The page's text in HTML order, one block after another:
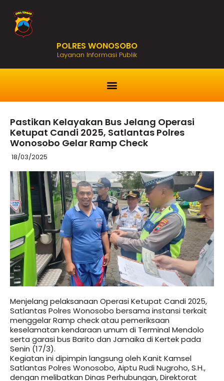
POLRES WONOSOBO
Layanan Informasi Publik
Pastikan Kelayakan Bus Jelang Operasi
Ketupat Candi 2025, Satlantas Polres
Wonosobo Gelar Ramp Check
18/03/2025
Menjelang pelaksanaan Operasi Ketupat Candi 2025,
Satlantas Polres Wonosobo bersama instansi terkait
menggelar Ramp check atau pemeriksaan
keselamatan kendaraan umum di Terminal Mendolo
serta garasi bus Barito dan Jamaika di Kertek pada
Senin (17/3).
Kegiatan ini dipimpin langsung oleh Kanit Kamsel
Satlantas Polres Wonosobo, Aiptu Rudi Nugroho, S.H.,
dengan melibatkan Dinas Perhubungan, Direktorat